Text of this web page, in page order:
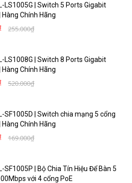
LS1005G | Switch 5 Ports Gigabit
Hàng Chính Hãng
255.000₫
LS1008G | Switch 8 Ports Gigabit
Hàng Chính Hãng
520.000₫
SF1005D | Switch chia mạng 5 cổng
Chính Hãng
169.000₫
SF1005P | Bộ Chia Tín Hiệu Để Bàn 5
với 4 cổng PoE